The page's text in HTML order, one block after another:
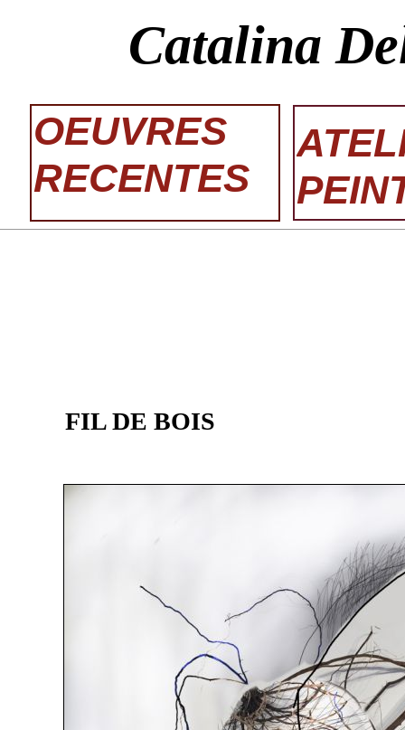
FIL DE BOIS
OEUVRES
RECENTES
Catalina